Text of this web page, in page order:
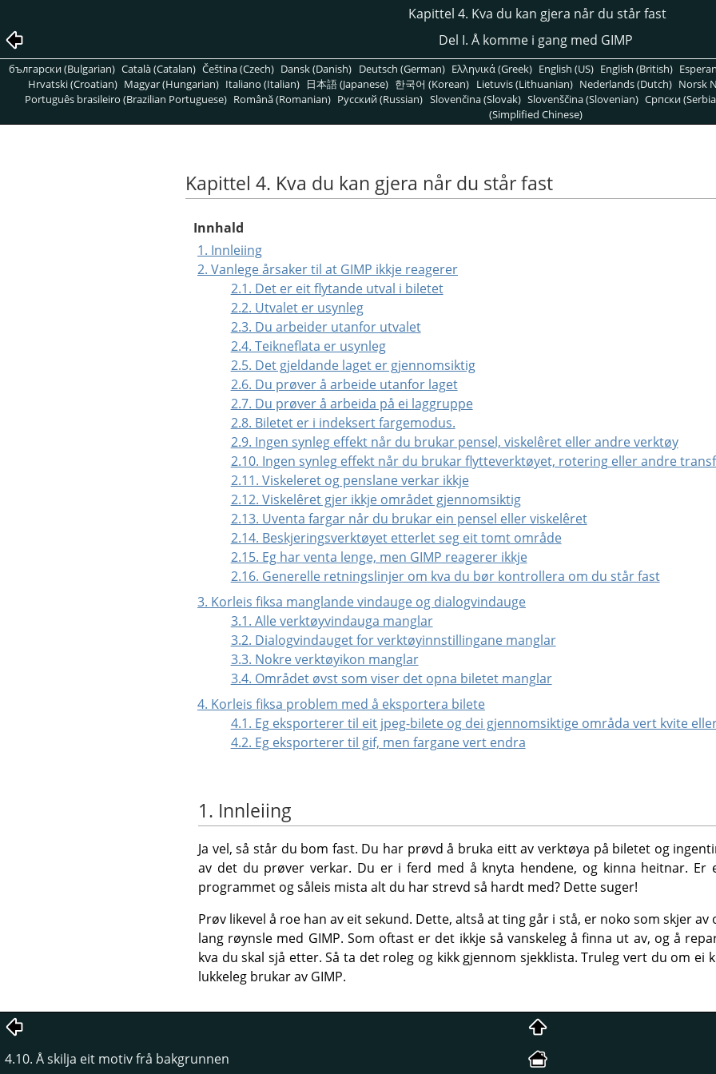
Kapittel 4. Kva du kan gjera når du står fast
Del I. Å komme i gang med GIMP
български (Bulgarian) Català (Catalan) Čeština (Czech) Dansk (Danish) Deutsch (German) Ελληνικά (Greek) English (US) English (British)
Hrvatski (Croatian) Magyar (Hungarian) Italiano (Italian) 日本語 (Japanese) 한국어 (Korean) Lietuvis (Lithuanian) Nederlands (Dutch) Norsk
Português brasileiro (Brazilian Portuguese) Română (Romanian) Pусский (Russian) Slovenčina (Slovak) Slovenščina (Slovenian) Српски
(Simplified Chinese)
Kapittel 4. Kva du kan gjera når du står fast
Innhald
1. Innleiing
2. Vanlege årsaker til at GIMP ikkje reagerer
2.1. Det er eit flytande utval i biletet
2.2. Utvalet er usynleg
2.3. Du arbeider utanfor utvalet
2.4. Teikneflata er usynleg
2.5. Det gjeldande laget er gjennomsiktig
2.6. Du prøver å arbeide utanfor laget
2.7. Du prøver å arbeida på ei laggruppe
2.8. Biletet er i indeksert fargemodus.
2.9. Ingen synleg effekt når du brukar pensel, viskelêret eller andre verktøy
2.10. Ingen synleg effekt når du brukar flytteverktøyet, rotering eller andre
2.11. Viskeleret og penslane verkar ikkje
2.12. Viskelêret gjer ikkje området gjennomsiktig
2.13. Uventa fargar når du brukar ein pensel eller viskelêret
2.14. Beskjeringsverktøyet etterlet seg eit tomt område
2.15. Eg har venta lenge, men GIMP reagerer ikkje
2.16. Generelle retningslinjer om kva du bør kontrollera om du står fast
3. Korleis fiksa manglande vindauge og dialogvindauge
3.1. Alle verktøyvindauga manglar
3.2. Dialogvindauget for verktøyinnstillingane manglar
3.3. Nokre verktøyikon manglar
3.4. Området øvst som viser det opna biletet manglar
4. Korleis fiksa problem med å eksportera bilete
4.1. Eg eksporterer til eit jpeg-bilete og dei gjennomsiktige områda vert kvite
4.2. Eg eksporterer til gif, men fargane vert endra
1. Innleiing
Ja vel, så står du bom fast. Du har prøvd å bruka eitt av verktøya på biletet og
av det du prøver verkar. Du er i ferd med å knyta hendene, og kinna heitnar. Er
programmet og såleis mista alt du har strevd så hardt med? Dette suger!
Prøv likevel å roe han av eit sekund. Dette, altså at ting går i stå, er noko som skjer
lang røynsle med GIMP. Som oftast er det ikkje så vanskeleg å finna ut av, og å
kva du skal sjå etter. Så ta det roleg og kikk gjennom sjekklista. Truleg vert du om
lukkeleg brukar av GIMP.
4.10. Å skilja eit motiv frå bakgrunnen